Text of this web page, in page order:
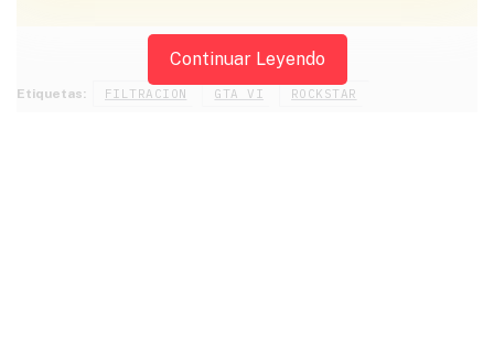
Continuar Leyendo
Etiquetas: FILTRACION GTA VI ROCKSTAR